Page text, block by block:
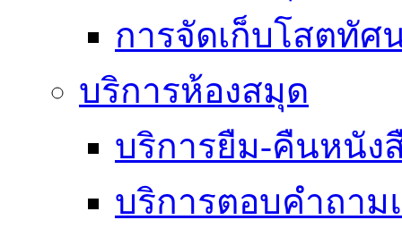
การจัดเก็บโสตทัศ
บริการห้องสมุด
บริการยืม-คืนหนัง
บริการตอบคำถา